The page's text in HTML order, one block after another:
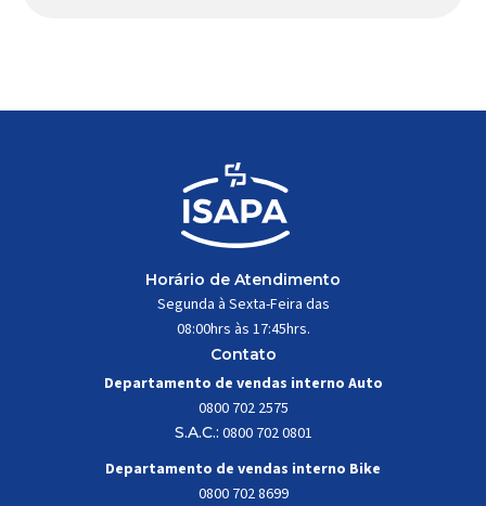
Horário de Atendimento
Segunda à Sexta-Feira das
08:00hrs às 17:45hrs.
Contato
Departamento de vendas interno Auto
0800 702 2575
S.A.C.: 0800 702 0801
Departamento de vendas interno Bike
0800 702 8699